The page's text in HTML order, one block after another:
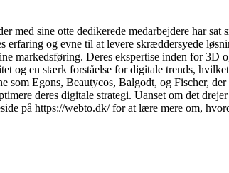
med sine otte dedikerede medarbejdere har
erfaring og evne til at levere skræddersyede
markedsføring. Deres ekspertise inden for
og en stærk forståelse for digitale trends,
Egons, Beautycos, Balgodt, og Fischer,
deres digitale strategi. Uanset om det
på https://webto.dk/ for at lære mere om,